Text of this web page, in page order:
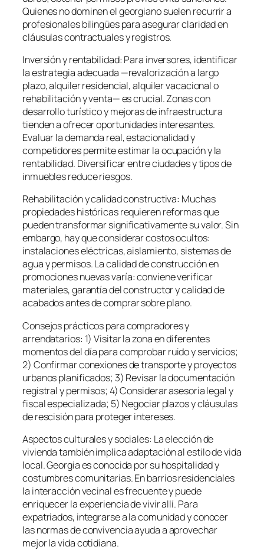
Quienes no dominen el georgiano suelen recurrir a
profesionales bilingües para asegurar claridad en
cláusulas contractuales y registros.
Inversión y rentabilidad: Para inversores, identificar
la estrategia adecuada —revalorización a largo
plazo, alquiler residencial, alquiler vacacional o
rehabilitación y venta— es crucial. Zonas con
desarrollo turístico y mejoras de infraestructura
tienden a ofrecer oportunidades interesantes.
Evaluar la demanda real, estacionalidad y
competidores permite estimar la ocupación y la
rentabilidad. Diversificar entre ciudades y tipos de
inmuebles reduce riesgos.
Rehabilitación y calidad constructiva: Muchas
propiedades históricas requieren reformas que
pueden transformar significativamente su valor. Sin
embargo, hay que considerar costos ocultos:
instalaciones eléctricas, aislamiento, sistemas de
agua y permisos. La calidad de construcción en
promociones nuevas varía: conviene verificar
materiales, garantía del constructor y calidad de
acabados antes de comprar sobre plano.
Consejos prácticos para compradores y
arrendatarios: 1) Visitar la zona en diferentes
momentos del día para comprobar ruido y servicios;
2) Confirmar conexiones de transporte y proyectos
urbanos planificados; 3) Revisar la documentación
registral y permisos; 4) Considerar asesoría legal y
fiscal especializada; 5) Negociar plazos y cláusulas
de rescisión para proteger intereses.
Aspectos culturales y sociales: La elección de
vivienda también implica adaptación al estilo de vida
local. Georgia es conocida por su hospitalidad y
costumbres comunitarias. En barrios residenciales
la interacción vecinal es frecuente y puede
enriquecer la experiencia de vivir allí. Para
expatriados, integrarse a la comunidad y conocer
las normas de convivencia ayuda a aprovechar
mejor la vida cotidiana.